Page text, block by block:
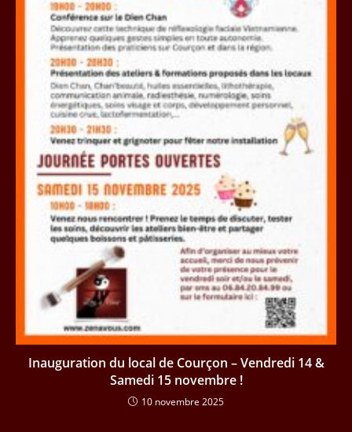
Inauguration du local de Courçon – Vendredi 14 &
Samedi 15 novembre !
10 novembre 2025